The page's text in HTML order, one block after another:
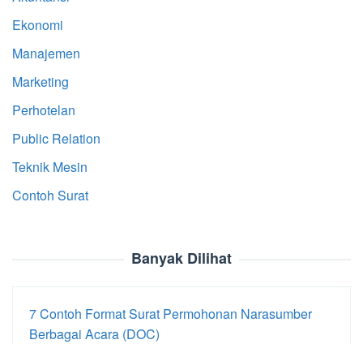
Ekonomi
Manajemen
Marketing
Perhotelan
Public Relation
Teknik Mesin
Contoh Surat
Banyak Dilihat
7 Contoh Format Surat Permohonan Narasumber
Berbagai Acara (DOC)